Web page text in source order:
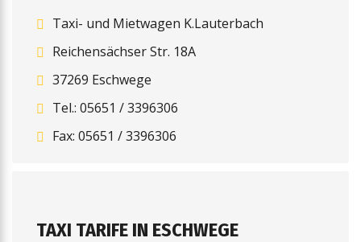
Taxi- und Mietwagen K.Lauterbach
Reichensächser Str. 18A
37269 Eschwege
Tel.: 05651 / 3396306
Fax: 05651 / 3396306
TAXI TARIFE IN ESCHWEGE